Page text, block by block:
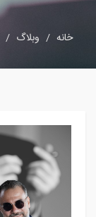
خانه وبلاگ